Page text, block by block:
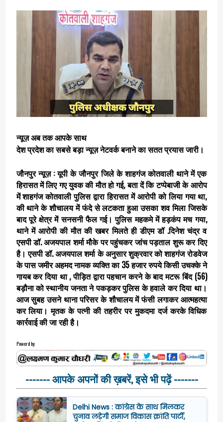
न्यूज़ अब तक आपके साथ
देश प्रदेश का सबसे बड़ा न्यूज़ नेटवर्क बनाने का सतत प्रयास जारी।
जौनपुर न्यूज़ : यूपी के जौनपुर जिले के शाहगंज कोतवाली थाने में एक
हिरासत में लिए गए युवक की मौत हो गई, बता दें कि टप्पेबाजी के आरोप
में शाहगंज कोतवाली पुलिस द्वारा हिरासत में आरोपी को लिया गया था,
की थाने के शौचालय में फंदे से लटकता हुआ उसका शव मिला जिसके
बाद पूरे क्षेत्र में सनसनी फैल गई। पुलिस महकमे में हड़कंप मच गया,
थाने में आरोपी की मौत की खबर मिलते ही डीएम डॉ .दिनेश चंद्र व
एसपी डॉ. अजयपाल शर्मा मौके पर पहुंचकर जांच पड़ताल शुरू कर दिए
है। एसपी डॉ. अजयपाल शर्मा के अनुसार शुक्रवार को शाहगंज रोडवेज
के पास जमीर अहमद नामक व्यक्ति का 35 हजार रुपये किसी उचक्के ने
गायब कर दिया था , पीड़ित द्वारा पहचान करने के बाद मटरू बिंद (56)
बड़ौना को स्थानीय जनता ने पकड़कर पुलिस के हवाले कर दिया था।
आज सुबह उसने थाना परिसर के शौचालय में फंसी लगाकर आत्महत्या
कर लिया। मृतक के पत्नी की तहरीर पर मुकदमा दर्ज करके विधिक
कार्रवाई की जा रही है।
Powerd by
------- आपके अपनों की ख़बरें, इसे भी पढ़ें -------
Delhi News : कांग्रेस के साथ मिलकर
चुनाव लड़ेगी समाज विकास क्रांति पार्टी,